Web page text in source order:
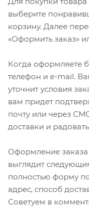
выберите
корзину. Далее
«Оформить заказ»
Когда оформляете
телефон и e-mail.
уточнит условия
вам придет
почту или через
доставки и
Оформление
выглядит
полностью форму
адрес, способ
Советуем в